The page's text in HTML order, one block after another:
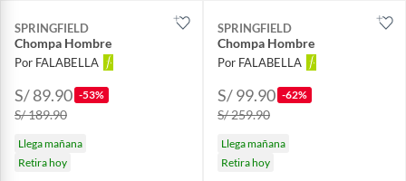
SPRINGFIELD
Chompa Hombre
Por FALABELLA
S/ 89.90 -53%
S/ 189.90
Llega mañana
Retira hoy
SPRINGFIELD
Chompa Hombre
Por FALABELLA
S/ 99.90 -62%
S/ 259.90
Llega mañana
Retira hoy